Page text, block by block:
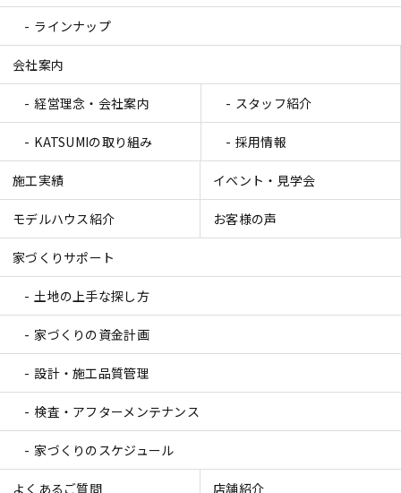
ラインナップ
会社案内
経営理念・会社案内 スタッフ紹介
KATSUMIの取り組み 採用情報
施工実績 イベント・見学会
モデルハウス紹介 お客様の声
家づくりサポート
土地の上手な探し方
家づくりの資金計画
設計・施工品質管理
検査・アフターメンテナンス
家づくりのスケジュール
よくあるご質問 店舗紹介